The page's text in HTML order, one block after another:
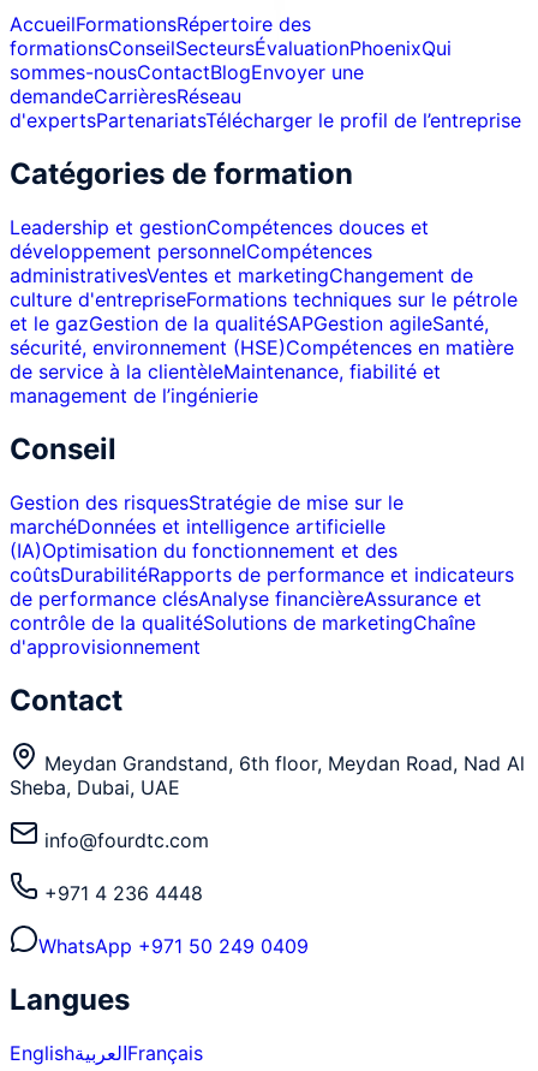
AccueilFormationsRépertoire des
formationsConseilSecteursÉvaluationPhoenixQui
sommes-nousContactBlogEnvoyer une
demandeCarrièresRéseau
d'expertsPartenariatsTélécharger le profil de l’entreprise
Catégories de formation
Leadership et gestionCompétences douces et
développement personnelCompétences
administrativesVentes et marketingChangement de
culture d'entrepriseFormations techniques sur le pétrole
et le gazGestion de la qualitéSAPGestion agileSanté,
sécurité, environnement (HSE)Compétences en matière
de service à la clientèleMaintenance, fiabilité et
management de l’ingénierie
Conseil
Gestion des risquesStratégie de mise sur le
marchéDonnées et intelligence artificielle
(IA)Optimisation du fonctionnement et des
coûtsDurabilitéRapports de performance et indicateurs
de performance clésAnalyse financièreAssurance et
contrôle de la qualitéSolutions de marketingChaîne
d'approvisionnement
Contact
Meydan Grandstand, 6th floor, Meydan Road, Nad Al
Sheba, Dubai, UAE
info@fourdtc.com
+971 4 236 4448
WhatsApp +971 50 249 0409
Langues
EnglishالعربيةFrançais